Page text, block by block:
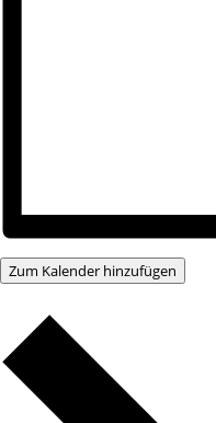
Zum Kalender hinzufügen